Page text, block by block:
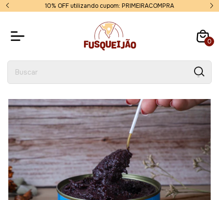
Parcelamos em até 6x sem juros!
0